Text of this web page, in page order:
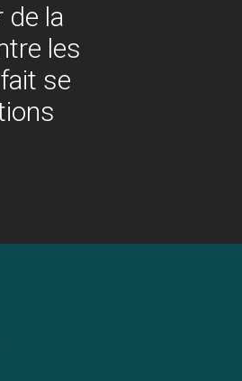
de la
les
se